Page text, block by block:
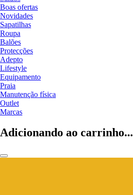
Boas ofertas
Novidades
Sapatilhas
Roupa
Balões
Protecções
Adepto
Lifestyle
Equipamento
Praia
Manutenção física
Outlet
Marcas
Adicionando ao carrinho...